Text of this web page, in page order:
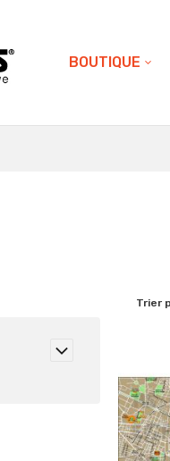
BOUTIQUE
Trier